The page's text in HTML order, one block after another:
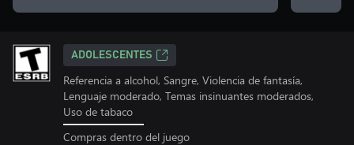
ADOLESCENTES
Referencia a alcohol, Sangre, Violencia de fantasía,
Lenguaje moderado, Temas insinuantes moderados,
Uso de tabaco
Compras dentro del juego